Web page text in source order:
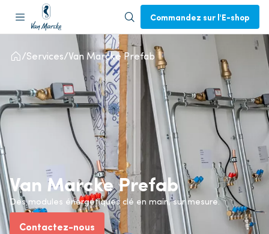
Commandez sur l'E-shop
Services Van Marcke Prefab
Van Marcke Prefab
Des modules énergétiques clé en main, sur mesure.
Contactez-nous